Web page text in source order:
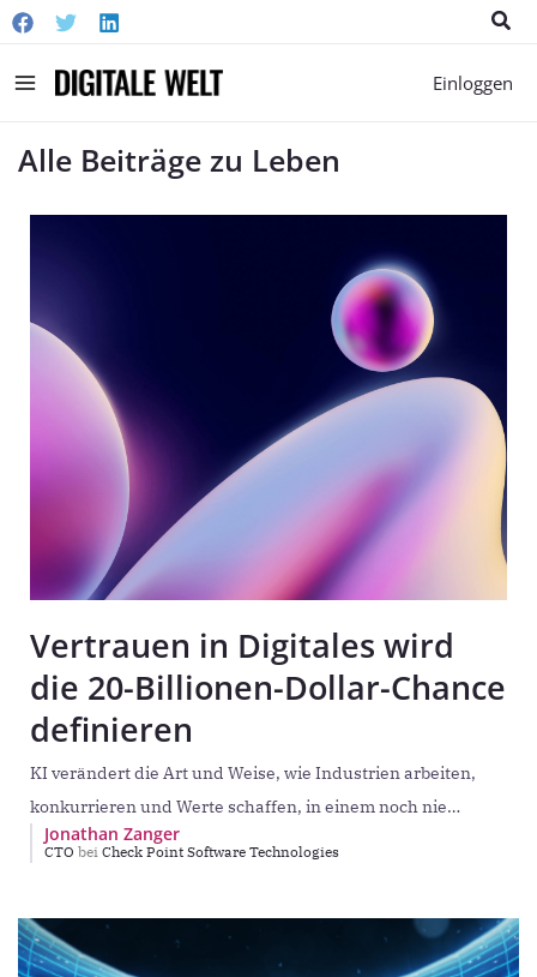
Main
Einloggen
Alle Beiträge zu Leben
Vertrauen in Digitales wird
die 20-Billionen-Dollar-Chance
definieren
KI verändert die Art und Weise, wie Industrien arbeiten,
konkurrieren und Werte schaffen, in einem noch nie
dagewesenen Tempo. Prognosen der Marktanalysten von
Jonathan Zanger
CTO bei Check Point Software Technologies